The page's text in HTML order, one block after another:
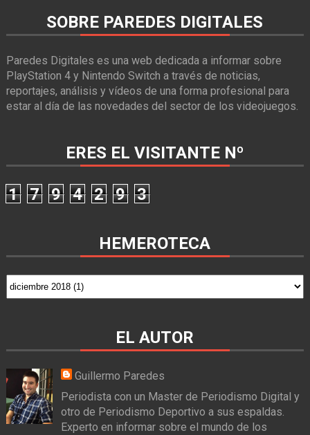
SOBRE PAREDES DIGITALES
Paredes Digitales es una web dedicada a informar sobre
PlayStation 4 y Nintendo Switch a través de noticias,
reportajes, análisis y vídeos de una forma profesional para
estar al día de las novedades del sector de los videojuegos.
ERES EL VISITANTE Nº
1 7 9 4 2 9 3
HEMEROTECA
EL AUTOR
Guillermo Paredes
Periodista con un Master de Periodismo Digital y
otro de Periodismo Deportivo a sus espaldas.
Experto en informar sobre el mundo de los